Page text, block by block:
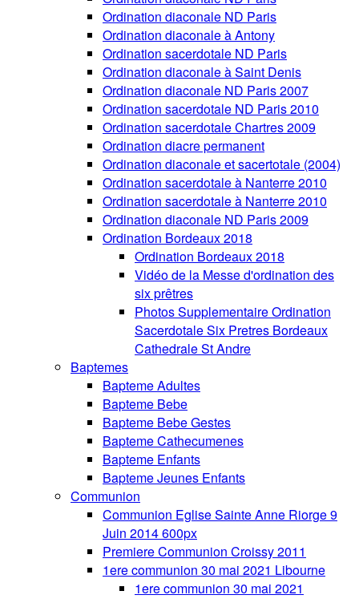
Ordination diaconale ND Paris
Ordination diaconale à Antony
Ordination sacerdotale ND Paris
Ordination diaconale à Saint Denis
Ordination diaconale ND Paris 2007
Ordination sacerdotale ND Paris 2010
Ordination sacerdotale Chartres 2009
Ordination diacre permanent
Ordination diaconale et sacertotale (2004)
Ordination sacerdotale à Nanterre 2010
Ordination sacerdotale à Nanterre 2010
Ordination diaconale ND Paris 2009
Ordination Bordeaux 2018
Ordination Bordeaux 2018
Vidéo de la Messe d'ordination des
six prêtres
Photos Supplementaire Ordination
Sacerdotale Six Pretres Bordeaux
Cathedrale St Andre
Baptemes
Bapteme Adultes
Bapteme Bebe
Bapteme Bebe Gestes
Bapteme Cathecumenes
Bapteme Enfants
Bapteme Jeunes Enfants
Communion
Communion Eglise Sainte Anne Riorge 9
Juin 2014 600px
Premiere Communion Croissy 2011
1ere communion 30 mai 2021 Libourne
1ere communion 30 mai 2021